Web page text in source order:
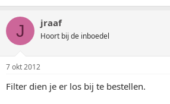
J jraaf
Hoort bij de inboedel
7 okt 2012
Filter dien je er los bij te bestellen.